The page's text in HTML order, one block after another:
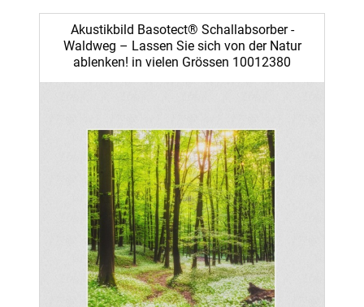
Akustikbild Basotect® Schallabsorber -
Waldweg – Lassen Sie sich von der Natur
ablenken! in vielen Grössen 10012380